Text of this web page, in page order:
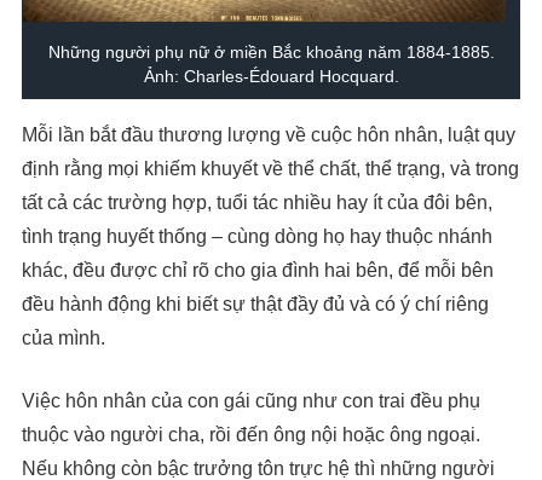
Những người phụ nữ ở miền Bắc khoảng năm 1884-1885.
Ảnh: Charles-Édouard Hocquard.
Mỗi lần bắt đầu thương lượng về cuộc hôn nhân, luật quy
định rằng mọi khiếm khuyết về thể chất, thể trạng, và trong
tất cả các trường hợp, tuổi tác nhiều hay ít của đôi bên,
tình trạng huyết thống – cùng dòng họ hay thuộc nhánh
khác, đều được chỉ rõ cho gia đình hai bên, để mỗi bên
đều hành động khi biết sự thật đầy đủ và có ý chí riêng
của mình.
Việc hôn nhân của con gái cũng như con trai đều phụ
thuộc vào người cha, rồi đến ông nội hoặc ông ngoại.
Nếu không còn bậc trưởng tôn trực hệ thì những người